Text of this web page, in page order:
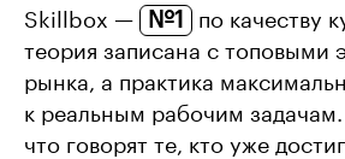
Skillbox — №1
по качеству
теория записана с топовыми
рынка, а практика
к реальным рабочим
что говорят те, кто уже